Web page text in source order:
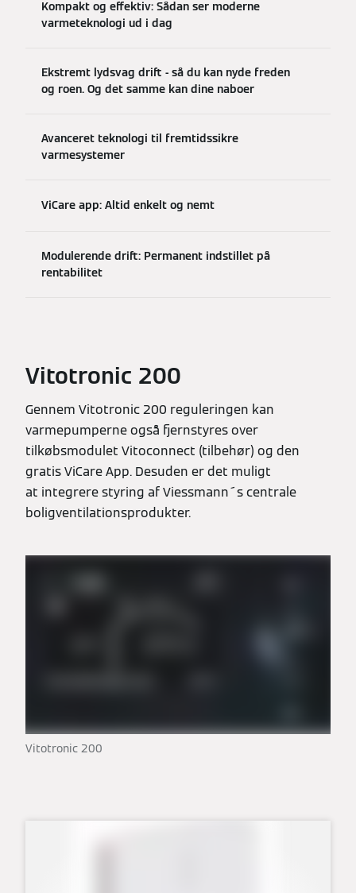
Kompakt og effektiv: Sådan ser moderne
varmeteknologi ud i dag
Ekstremt lydsvag drift - så du kan nyde freden
og roen. Og det samme kan dine naboer
Avanceret teknologi til fremtidssikre
varmesystemer
ViCare app: Altid enkelt og nemt
Modulerende drift: Permanent indstillet på
rentabilitet
Vitotronic 200
Gennem Vitotronic 200 reguleringen kan
varmepumperne også fjernstyres over
tilkøbsmodulet Vitoconnect (tilbehør) og den
gratis ViCare App. Desuden er det muligt
at integrere styring af Viessmann´s centrale
boligventilationsprodukter.
Vitotronic 200